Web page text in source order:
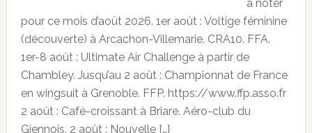
à noter
pour ce mois d’août 2026. 1er août : Voltige féminine
(découverte) à Arcachon-Villemarie. CRA10. FFA.
1er-8 août : Ultimate Air Challenge à partir de
Chambley. Jusqu’au 2 août : Championnat de France
en wingsuit à Grenoble. FFP. https://www.ffp.asso.fr
2 août : Café-croissant à Briare. Aéro-club du
Giennois. 2 août : Nouvelle […]